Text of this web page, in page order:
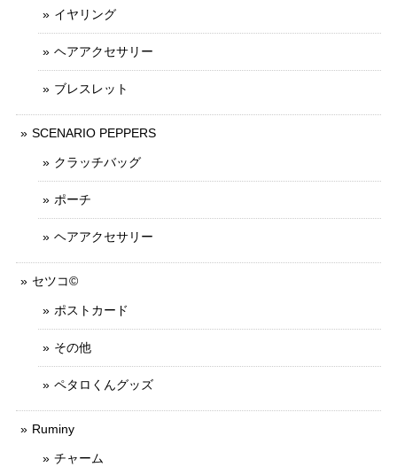
イヤリング
ヘアアクセサリー
ブレスレット
SCENARIO PEPPERS
クラッチバッグ
ポーチ
ヘアアクセサリー
セツコ©
ポストカード
その他
ペタロくんグッズ
Ruminy
チャーム